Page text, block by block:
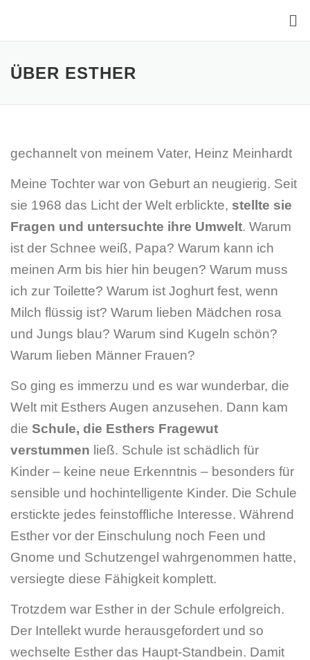
ÜBER ESTHER
gechannelt von meinem Vater, Heinz Meinhardt
Meine Tochter war von Geburt an neugierig. Seit
sie 1968 das Licht der Welt erblickte, stellte sie
Fragen und untersuchte ihre Umwelt. Warum
ist der Schnee weiß, Papa? Warum kann ich
meinen Arm bis hier hin beugen? Warum muss
ich zur Toilette? Warum ist Joghurt fest, wenn
Milch flüssig ist? Warum lieben Mädchen rosa
und Jungs blau? Warum sind Kugeln schön?
Warum lieben Männer Frauen?
So ging es immerzu und es war wunderbar, die
Welt mit Esthers Augen anzusehen. Dann kam
die Schule, die Esthers Fragewut
verstummen ließ. Schule ist schädlich für
Kinder – keine neue Erkenntnis – besonders für
sensible und hochintelligente Kinder. Die Schule
erstickte jedes feinstoffliche Interesse. Während
Esther vor der Einschulung noch Feen und
Gnome und Schutzengel wahrgenommen hatte,
versiegte diese Fähigkeit komplett.
Trotzdem war Esther in der Schule erfolgreich.
Der Intellekt wurde herausgefordert und so
wechselte Esther das Haupt-Standbein. Damit